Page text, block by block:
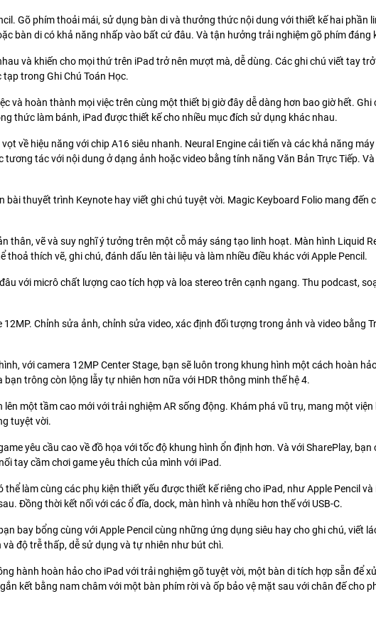
Gõ phím thoải mái, sử dụng bàn di và thưởng thức nội dung với thiết kế hai phần
bàn di có khả năng nhấp vào bất cứ đâu. Và tận hưởng trải nghiệm gõ phím đáng
và khiến cho mọi thứ trên iPad trở nên mượt mà, dễ dùng. Các ghi chú viết tay
trong Ghi Chú Toán Học.
và hoàn thành mọi việc trên cùng một thiết bị giờ đây dễ dàng hơn bao giờ hết.
thức làm bánh, iPad được thiết kế cho nhiều mục đích sử dụng khác nhau.
về hiệu năng với chip A16 siêu nhanh. Neural Engine cải tiến và các khả năng
tương tác với nội dung ở dạng ảnh hoặc video bằng tính năng Văn Bản Trực Tiếp.
bài thuyết trình Keynote hay viết ghi chú tuyệt vời. Magic Keyboard Folio mang
thân, vẽ và suy nghĩ ý tưởng trên một cỗ máy sáng tạo linh hoạt. Màn hình Liquid
thoả thích vẽ, ghi chú, đánh dấu lên tài liệu và làm nhiều điều khác với Apple Pencil.
với micrô chất lượng cao tích hợp và loa stereo trên cạnh ngang. Thu podcast,
12MP. Chỉnh sửa ảnh, chỉnh sửa video, xác định đối tượng trong ảnh và video bằng
với camera 12MP Center Stage, bạn sẽ luôn trong khung hình một cách hoàn
bạn trông còn lộng lẫy tự nhiên hơn nữa với HDR thông minh thế hệ 4.
lên một tầm cao mới với trải nghiệm AR sống động. Khám phá vũ trụ, mang một
tuyệt vời.
yêu cầu cao về đồ họa với tốc độ khung hình ổn định hơn. Và với SharePlay,
tay cầm chơi game yêu thích của mình với iPad.
thể làm cùng các phụ kiện thiết yếu được thiết kế riêng cho iPad, như Apple Pencil
Đồng thời kết nối với các ổ đĩa, dock, màn hình và nhiều hơn thế với USB-C.
bay bổng cùng với Apple Pencil cùng những ứng dụng siêu hay cho ghi chú, viết
độ trễ thấp, dễ sử dụng và tự nhiên như bút chì.
hành hoàn hảo cho iPad với trải nghiệm gõ tuyệt vời, một bàn di tích hợp sẵn để
kết bằng nam châm với một bàn phím rời và ốp bảo vệ mặt sau với chân đế cho